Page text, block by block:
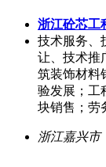
浙江砼芯工
技术服务、
让、技术推
筑装饰材料
验发展；工
块销售；劳
浙江嘉兴市